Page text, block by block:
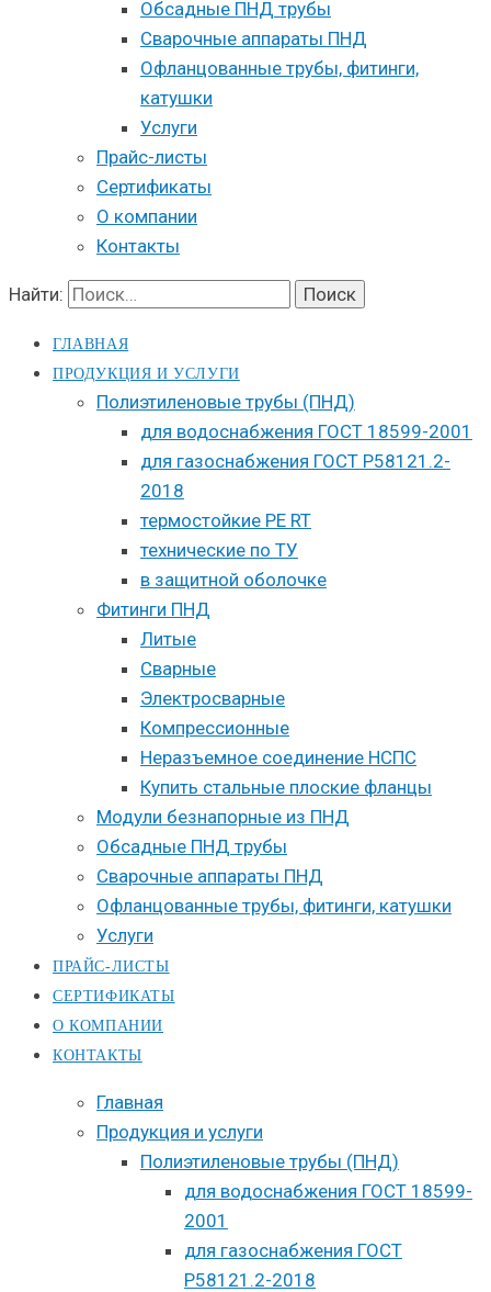
Обсадные ПНД трубы
Сварочные аппараты ПНД
Офланцованные трубы, фитинги,
катушки
Услуги
Прайс-листы
Сертификаты
О компании
Контакты
Найти:
ГЛАВНАЯ
ПРОДУКЦИЯ И УСЛУГИ
Полиэтиленовые трубы (ПНД)
для водоснабжения ГОСТ 18599-2001
для газоснабжения ГОСТ Р58121.2-
2018
термостойкие PE RT
технические по ТУ
в защитной оболочке
Фитинги ПНД
Литые
Сварные
Электросварные
Компрессионные
Неразъемное соединение НСПС
Купить стальные плоские фланцы
Модули безнапорные из ПНД
Обсадные ПНД трубы
Сварочные аппараты ПНД
Офланцованные трубы, фитинги, катушки
Услуги
ПРАЙС-ЛИСТЫ
СЕРТИФИКАТЫ
О КОМПАНИИ
КОНТАКТЫ
Главная
Продукция и услуги
Полиэтиленовые трубы (ПНД)
для водоснабжения ГОСТ 18599-
2001
для газоснабжения ГОСТ
Р58121.2-2018